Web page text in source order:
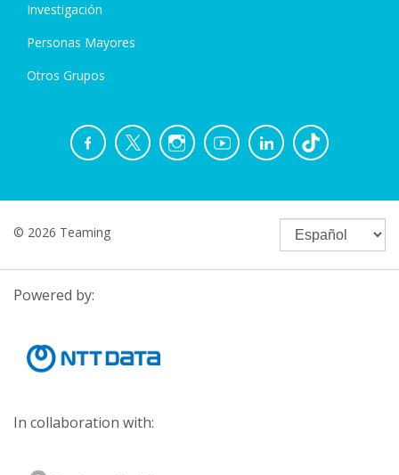
Investigación
Personas Mayores
Otros Grupos
© 2026 Teaming
Powered by:
In collaboration with: